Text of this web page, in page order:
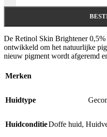
De Retinol Skin Brightener
ontwikkeld om het natuurlijke
nieuw pigment wordt afgeremd
Merken
Huidtype
HuidconditieDoffe huid,